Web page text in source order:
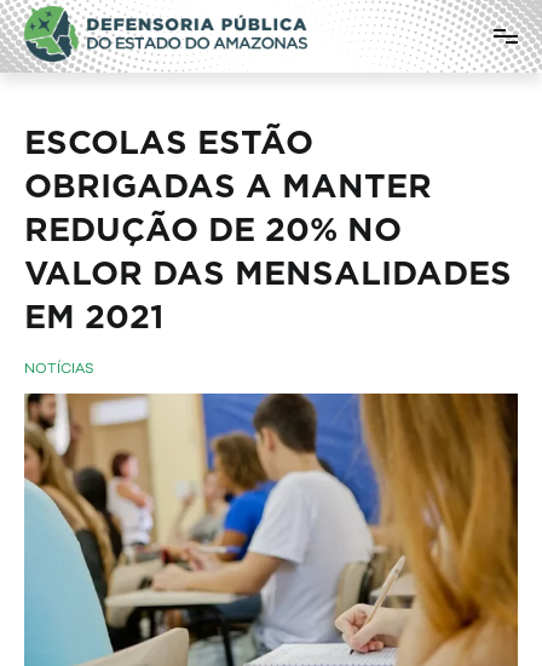
Pular
para
o
conteúdo
Defensoria Pública do Estado do
Amazonas
ESCOLAS ESTÃO
OBRIGADAS A MANTER
REDUÇÃO DE 20% NO
VALOR DAS MENSALIDADES
EM 2021
NOTÍCIAS